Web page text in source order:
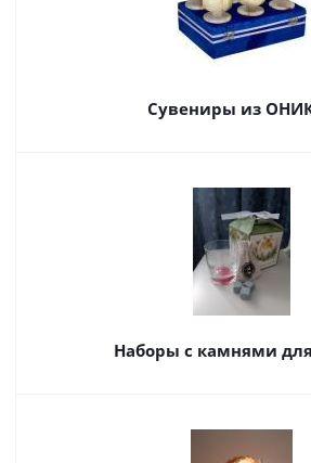
Сувениры из
Наборы с камнями